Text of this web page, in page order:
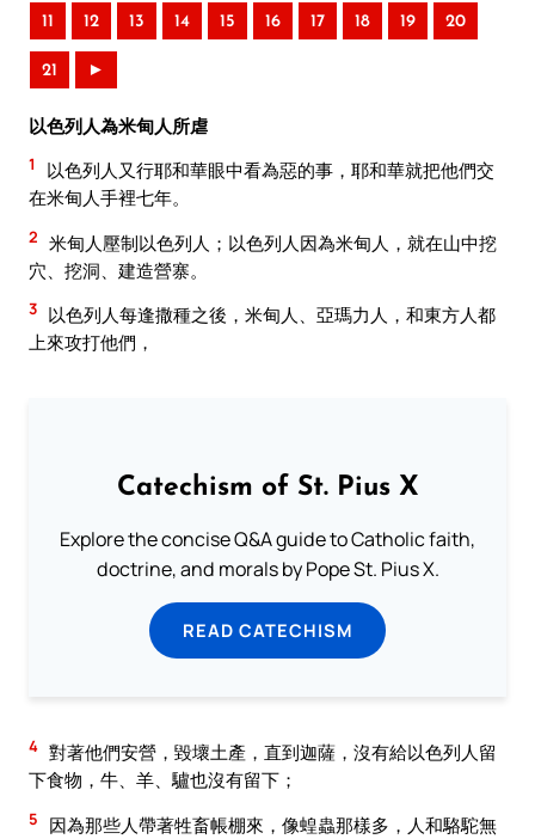
11 12 13 14 15 16 17 18 19 20
21 ►
以色列人為米甸人所虐
1
以色列人又行耶和華眼中看為惡的事，耶和華就把他們交
在米甸人手裡七年。
2 米甸人壓制以色列人；以色列人因為米甸人，就在山中挖
穴、挖洞、建造營寨。
3 以色列人每逢撒種之後，米甸人、亞瑪力人，和東方人都
上來攻打他們，
Catechism of St. Pius X
Explore the concise Q&A guide to Catholic faith,
doctrine, and morals by Pope St. Pius X.
READ CATECHISM
4 對著他們安營，毀壞土產，直到迦薩，沒有給以色列人留
下食物，牛、羊、驢也沒有留下；
5
因為那些人帶著牲畜帳棚來，像蝗蟲那樣多，人和駱駝無